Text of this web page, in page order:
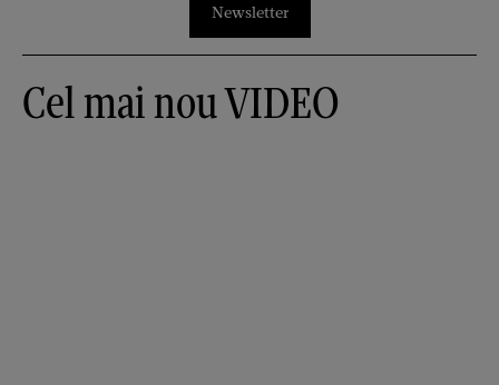
Newsletter
Cel mai nou VIDEO